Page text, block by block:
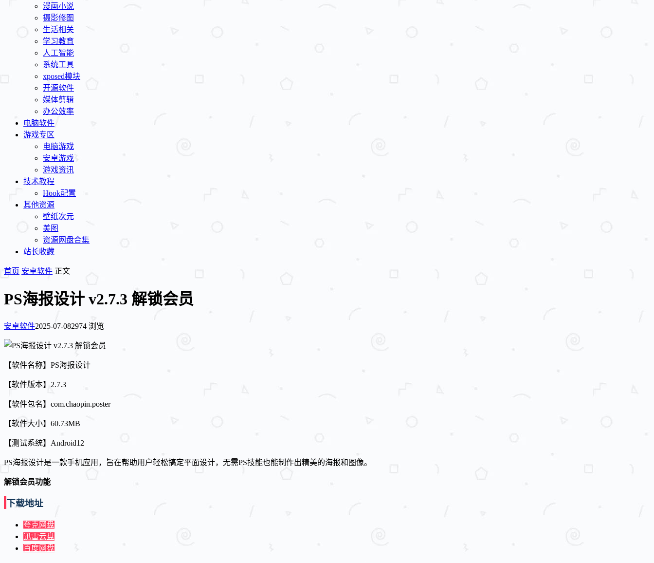
漫画小说
摄影修图
生活相关
学习教育
人工智能
系统工具
xposed模块
开源软件
媒体剪辑
办公效率
电脑软件
游戏专区
电脑游戏
安卓游戏
游戏资讯
技术教程
Hook配置
其他资源
壁纸次元
美图
资源网盘合集
站长收藏
首页 安卓软件 正文
PS海报设计 v2.7.3 解锁会员
安卓软件2025-07-082974 浏览
【软件名称】PS海报设计
【软件版本】2.7.3
【软件包名】com.chaopin.poster
【软件大小】60.73MB
【测试系统】Android12
PS海报设计是一款手机应用，旨在帮助用户轻松搞定平面设计，无需PS技能也能制作出精美的海报和图像。
解锁会员功能
下载地址
夸克网盘
迅雷云盘
百度网盘